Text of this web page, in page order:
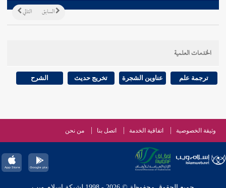
التالي السابق
الخدمات العلمية
ترجمة علم عناوين الشجرة تخريج حديث الشرح
وثيقة الخصوصية اتفاقية الخدمة اتصل بنا من نحن